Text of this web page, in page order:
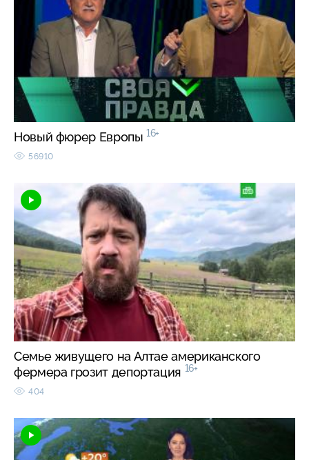
Новый фюрер Европы 16+
56910
Семье живущего на Алтае американского
фермера грозит депортация 16+
404